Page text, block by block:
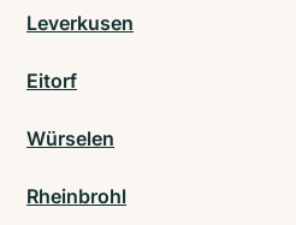
Leverkusen
Eitorf
Würselen
Rheinbrohl